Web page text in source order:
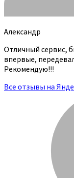
Александр
Отличный сервис,
впервые,
Рекомендую!!!
Все отзывы на